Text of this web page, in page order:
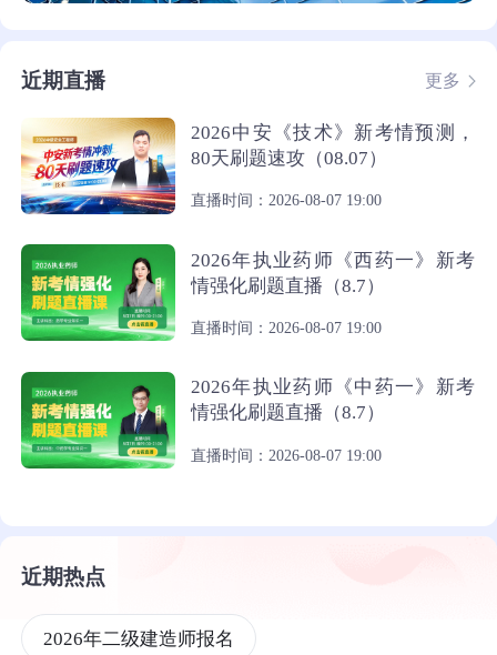
近期直播 更多
2026中安《技术》新考情预测，
80天刷题速攻（08.07）
直播时间：2026-08-07 19:00
2026年执业药师《西药一》新考
情强化刷题直播（8.7）
直播时间：2026-08-07 19:00
2026年执业药师《中药一》新考
情强化刷题直播（8.7）
直播时间：2026-08-07 19:00
近期热点
2026年二级建造师报名